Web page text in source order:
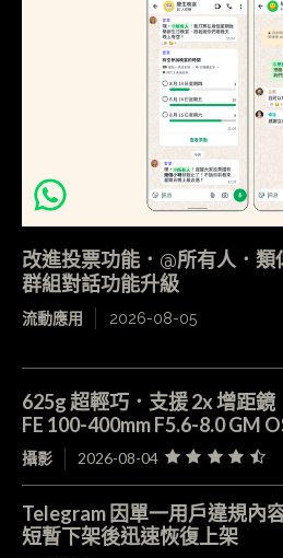
改進投票功能．@所有人．
群組對話功能升級
流動應用 2026-08-05
625g 超輕巧．支援 2x 增距
FE 100-400mm F5.6-8.0 GM
攝影 2026-08-04
Telegram 因單一用戶違規內
短暫下架後迅速恢復上架